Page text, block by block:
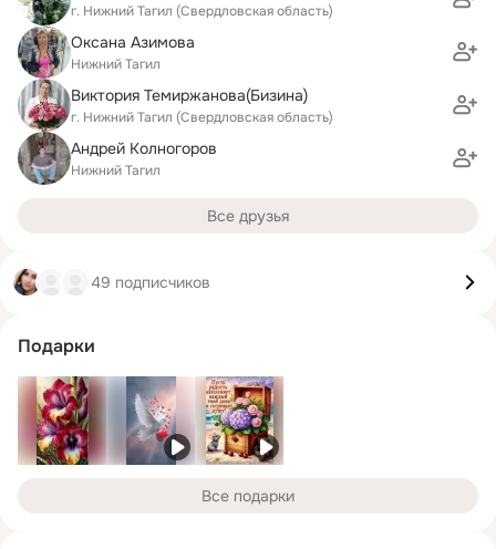
г. Нижний Тагил (Свердловская область)
Оксана Азимова
Нижний Тагил
Виктория Темиржанова(Бизина)
г. Нижний Тагил (Свердловская область)
Андрей Колногоров
Нижний Тагил
Все друзья
49 подписчиков
Подарки
Все подарки